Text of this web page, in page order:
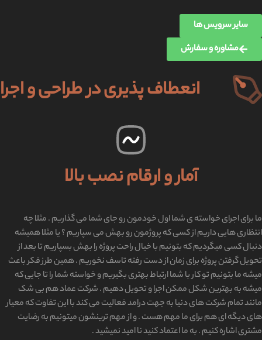
سایر سرویس ها
مشاوره و سفارش
انعطاف پذیری در طراحی و اجرا
آمار و ارقام نصب بالا
ما برای اجرای خواسته ی شما اول خودمون رو جای شما می گذاریم . مثلا چه
انتظاری هایی داریم از کسی که پروژمون رو بهش می سپاریم ؟ یا مثلا همیشه
دنبال کسی میگردیم که بتونیم با خیال راحت پروژه را بهش بسپاریم تا بعد از
تحویل گرفتن پروژه برای زمان از دست رفته تاسف نخوریم . همین طرز فکر باعث
میشه ما بتونیم تو کار با شما ارتباط بهتری بگیریم و خواسته شما را تا جایی که
میشه به بهترین شکل ممکن اجرا و تحویل دهیم . شرکت عماد هم بی شک
مانند تمام شرکت های دنیا به جهت درامد فعالیت می کند با این تفاوت که معیار
های دیگه ای هم برای ما مهم هست . و از مهم ترینشون میتونیم به رضایت
مشتری اشاره کنیم . به ما اعتماد کنید نا امید نمیشید .